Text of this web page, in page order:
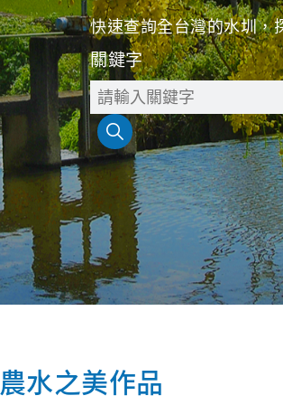
快速查詢全台灣的水圳，
關鍵字
農水之美作品